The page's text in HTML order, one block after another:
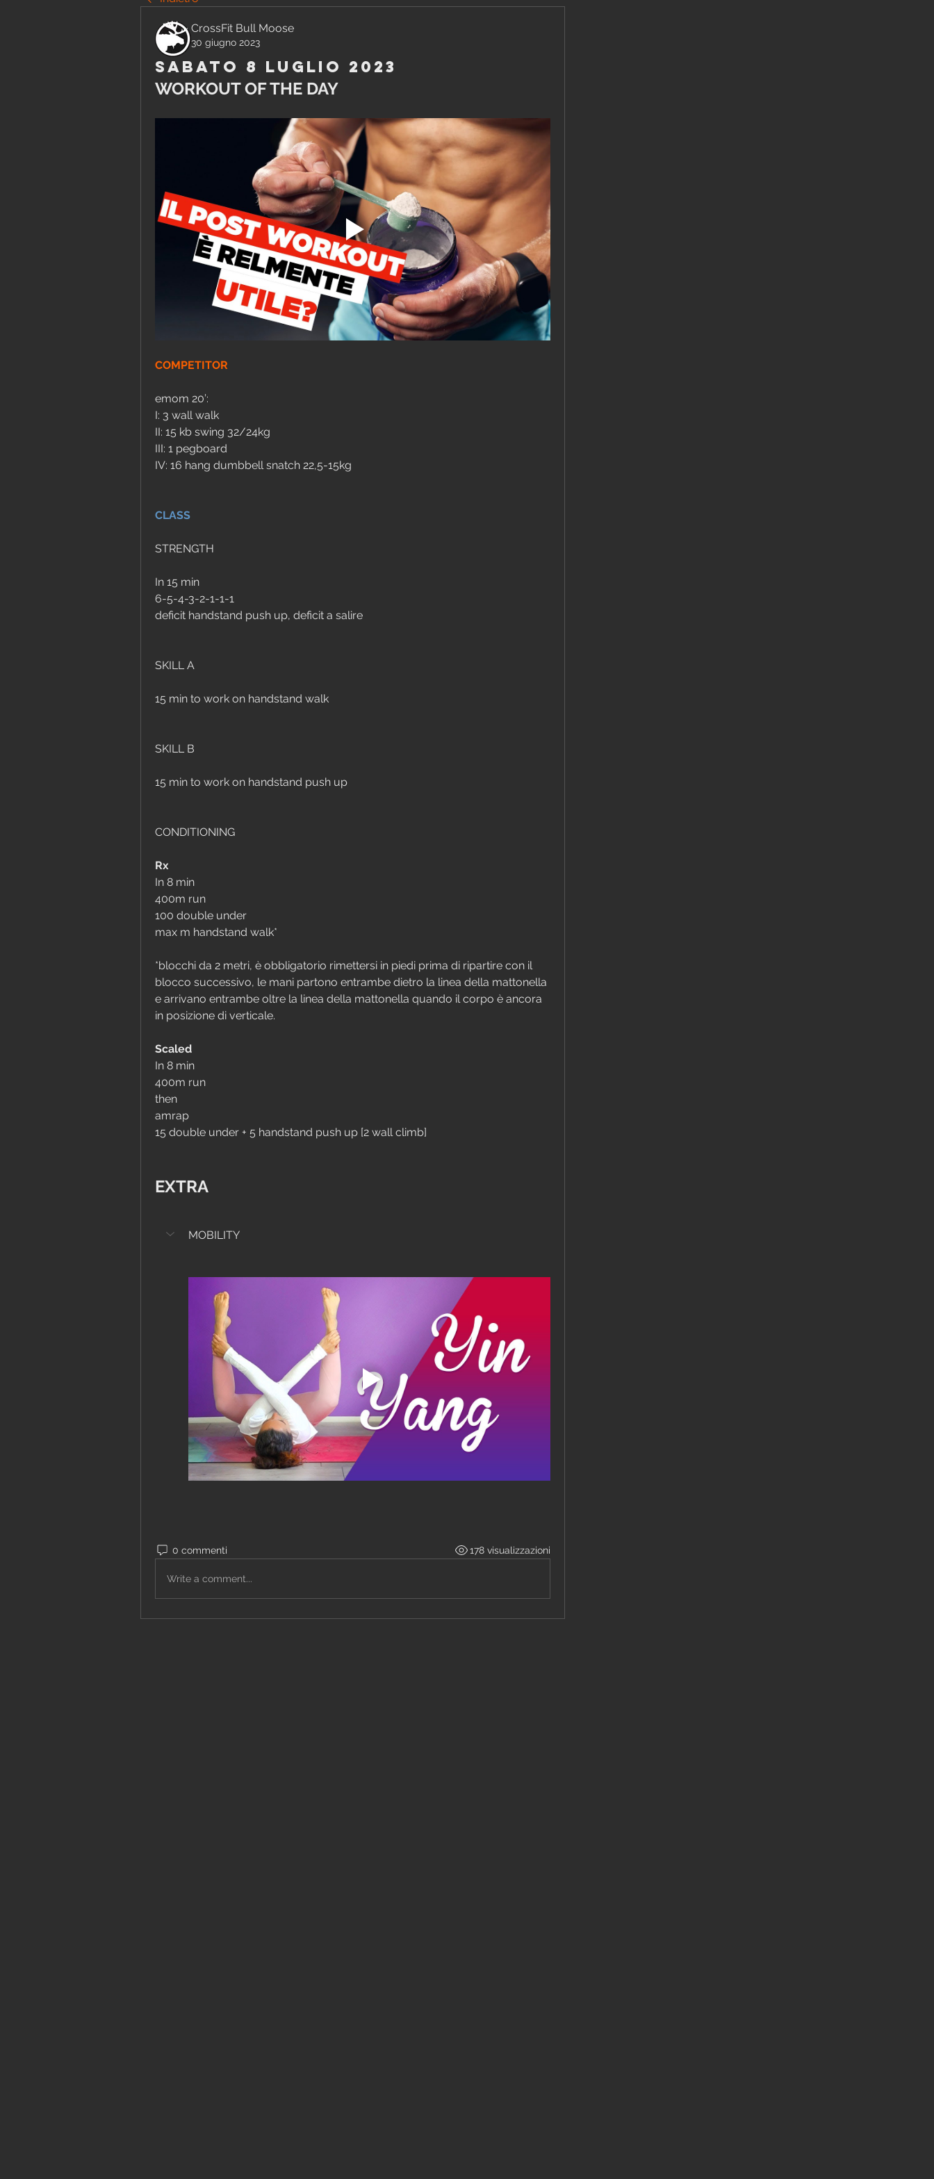
CrossFit Bull Moose
30 giugno 2023
Sabato 8 Luglio 2023
WORKOUT OF THE DAY
COMPETITOR
emom 20’:
I: 3 wall walk
II: 15 kb swing 32/24kg
III: 1 pegboard
IV: 16 hang dumbbell snatch 22,5-15kg
CLASS
STRENGTH
In 15 min
6-5-4-3-2-1-1-1
deficit handstand push up, deficit a salire
SKILL A
15 min to work on handstand walk
SKILL B
15 min to work on handstand push up
CONDITIONING
Rx
In 8 min
400m run
100 double under
max m handstand walk*
*blocchi da 2 metri, è obbligatorio rimettersi in piedi prima di ripartire con il
blocco successivo, le mani partono entrambe dietro la linea della mattonella
e arrivano entrambe oltre la linea della mattonella quando il corpo è ancora
in posizione di verticale.
Scaled
In 8 min
400m run
then
amrap
15 double under + 5 handstand push up [2 wall climb]
EXTRA
MOBILITY
0 commenti 178 visualizzazioni
Write a comment...